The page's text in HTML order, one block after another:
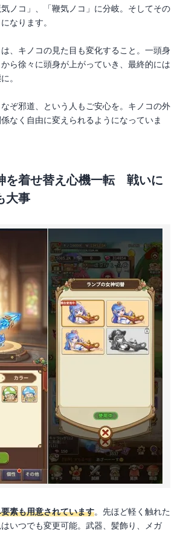
気ノコ」、「鞭気ノコ」に分岐。そしてその
なります。
、キノコの見た目も変化すること。一頭身
ら徐々に頭身が上がっていき、最終的には
。
ぞ邪道、という人もご安心を。キノコの外
なく自由に変えられるようになっていま
を着せ替え心機一転 戦いに
大事
素も用意されています。先ほど軽く触れた
いつでも変更可能。武器、髪飾り、メガ